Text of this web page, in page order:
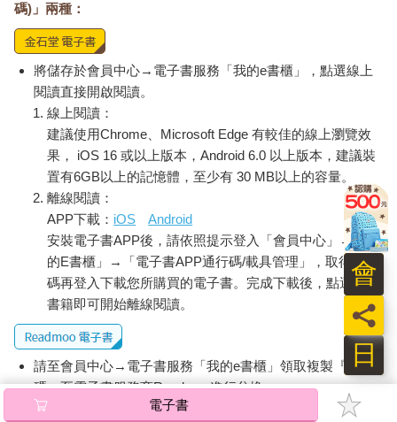
這情況也可以用中醫理論解釋，人有五臟六腑，理想狀況是每個
臟象都能平衡、和諧，但當新冠病毒開始侵犯身體時，脆弱、正
氣不足的臟象就像防禦上的弱點、破口，被病毒跑進來肆虐。這
些臟象、破口遭到病毒攻擊後，就如戰後滿目瘡痍的廢墟，必須
經過一番整理，恢復正氣，否則很容易出現後遺症。譬如新冠後
遺症雖以肺部為主，包括咳喘、疲倦、容易累等症狀，這在中醫
來講就是氣虛。又如後天之本的脾臟受損，也會造成正氣不足，
故會出現疲累不堪，反覆染疫等虛實證候。
氣虛可能是本身正氣就不足，以致感染病毒時入侵比較嚴重，以
中醫「衛氣營血」辨證來看，當病毒侵犯到氣分，肺部就會受影
響，會一直咳嗽咳不停，這就是警告你，你的肺部失調、氣不
足，病後需要好好照顧，並不是過了就沒事，因為誰也不知道下
一波的病毒會不會更厲害？而當全身產生狀況如心悸、胸悶、失
眠、腸胃不適、月事不調、腦霧（記憶力減退、昏昏欲睡、無精
打采等）、皮膚搔癢出疹、毛髮乾枯燥裂等症狀，中醫會認為這
是病毒進入到比較深層次的營分或血分，恢復期較長，需要配合
醫師，長期調理；尤其腦霧等，屬於「心」的範疇，更要找到自
己信任的、有經驗的醫師來配合調理。
因此，即使表面上看似病癒，如缺乏調理，正氣不足以徹底清理
病毒留下的垃圾和汙染，一則恢復緩慢，二則會留下嚴重的後遺
症，輕易產生二度傷害。
從中醫的觀點來看，要減輕冠後的影響，除了藥物治療外，可從
碼)」兩種：
將儲存於會員中心→電子書服務「我的e書櫃」，點選線上
閱讀直接開啟閱讀。
線上閱讀：
建議使用Chrome、Microsoft Edge 有較佳的線上瀏覽效
果， iOS 16 或以上版本，Android 6.0 以上版本，建議裝
置有6GB以上的記憶體，至少有 30 MB以上的容量。
離線閱讀：
APP下載： iOS
Android
安裝電子書APP後，請依照提示登入「會員中心」→「我
的E書櫃」→「電子書APP通行碼/載具管理」，取得通行
碼再登入下載您所購買的電子書。完成下載後，點選任一
書籍即可開始離線閱讀。
請至會員中心→電子書服務「我的e書櫃」領取複製『兌換
碼』至電子書服務商Readmoo進行兌換。
退換貨須知：
電子書
日
員
會